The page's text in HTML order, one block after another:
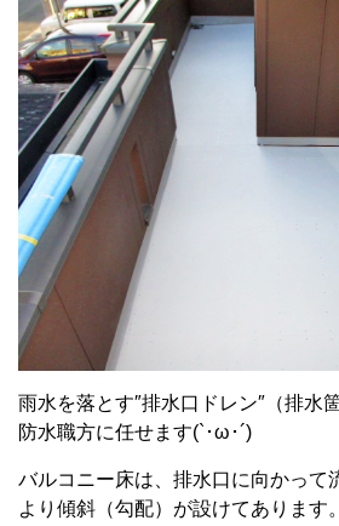
雨水を落とす″排水口ドレン″（排水
防水職方に任せます(`･ω･´)ゞ
バルコニー床は、排水口に向かって
より傾斜（勾配）が設けてあります。